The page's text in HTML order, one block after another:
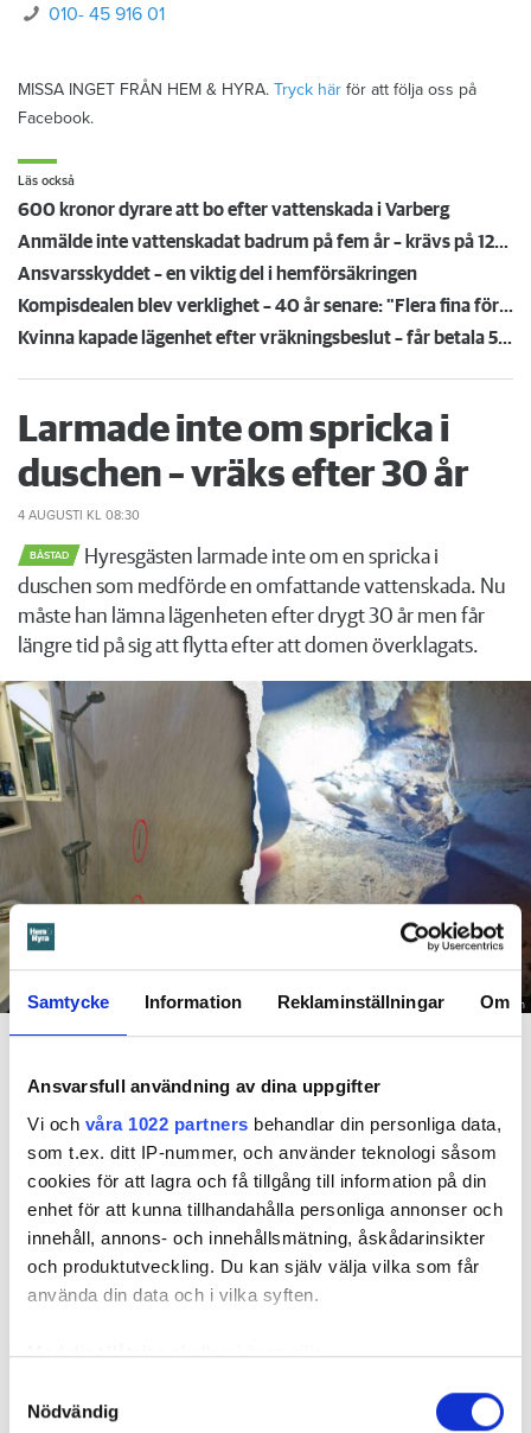
Samtycke Information Reklaminställningar Om
Ansvarsfull användning av dina uppgifter
Vi och våra 1022 partners behandlar din personliga data,
som t.ex. ditt IP-nummer, och använder teknologi såsom
cookies för att lagra och få tillgång till information på din
enhet för att kunna tillhandahålla personliga annonser och
innehåll, annons- och innehållsmätning, åskådarinsikter
och produktutveckling. Du kan själv välja vilka som får
använda din data och i vilka syften.
Med din tillåtelse skulle vi även vilja:
som kan ha en noggrannhet på upp till flera meter
Nödvändig
010- 45 916 01
MISSA INGET FRÅN HEM & HYRA. Tryck här för att följa oss på
Facebook.
Läs också
600 kronor dyrare att bo efter vattenskada i Varberg
Anmälde inte vattenskadat badrum på fem år – krävs på 125 000 kronor
Ansvarsskyddet – en viktig del i hemförsäkringen
Kompisdealen blev verklighet – 40 år senare: "Flera fina fördelar med att dela bostad"
Kvinna kapade lägenhet efter vräkningsbeslut – får betala 50 000
Larmade inte om spricka i
duschen – vräks efter 30 år
4 AUGUSTI KL 08:30
BÅSTAD
Hyresgästen larmade inte om en spricka i
duschen som medförde en omfattande vattenskada. Nu
måste han lämna lägenheten efter drygt 30 år men får
längre tid på sig att flytta efter att domen överklagats.
Foto: Hyresnämnden
Hyresgästen har bott i lägenheten i skånska Båstad sedan
1995 men måste nu flytta sedan hans kontrakt prövats både
i hyresnämnden och i hovrätten.
Skada upptäcktes av hantverkare
duschmunstycke under hösten förra året som en spricka i
detta lät värden ett företag göra en besiktning av